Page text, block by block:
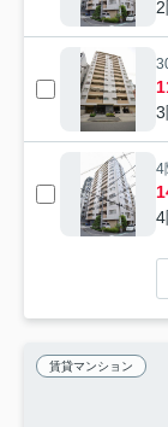
4
賃貸マンション